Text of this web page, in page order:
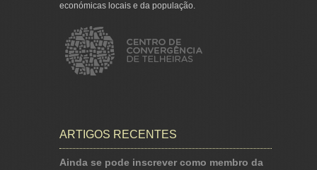
económicas locais e da população.
ARTIGOS RECENTES
Ainda se pode inscrever como membro da